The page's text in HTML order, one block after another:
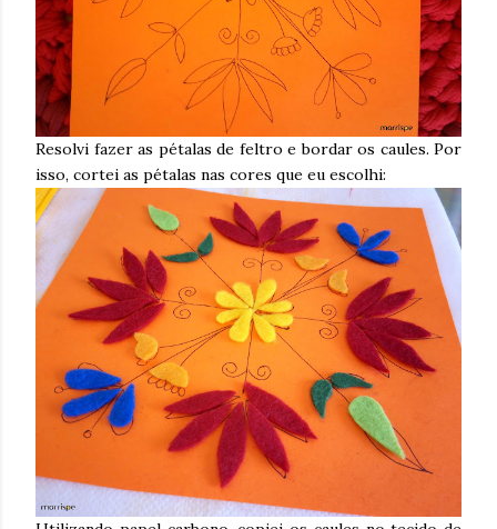
Resolvi fazer as pétalas de feltro e bordar os caules. Por
isso, cortei as pétalas nas cores que eu escolhi: